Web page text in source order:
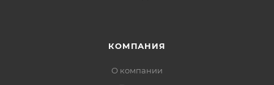
КОМПАНИЯ
О компании